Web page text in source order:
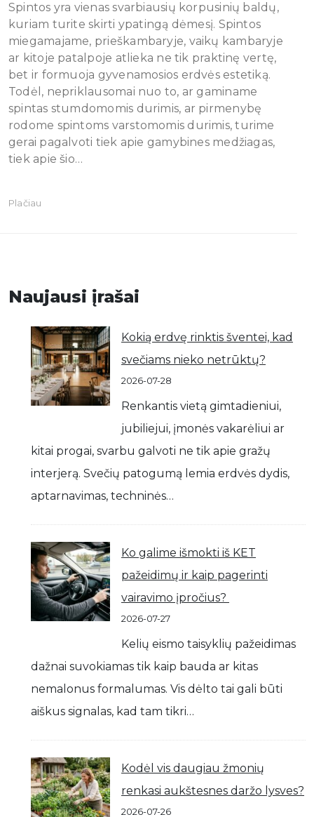
Spintos yra vienas svarbiausių korpusinių baldų,
kuriam turite skirti ypatingą dėmesį. Spintos
miegamajame, prieškambaryje, vaikų kambaryje
ar kitoje patalpoje atlieka ne tik praktinę vertę,
bet ir formuoja gyvenamosios erdvės estetiką.
Todėl, nepriklausomai nuo to, ar gaminame
spintas stumdomomis durimis, ar pirmenybę
rodome spintoms varstomomis durimis, turime
gerai pagalvoti tiek apie gamybines medžiagas,
tiek apie šio…
Plačiau
Naujausi įrašai
Kokią erdvę rinktis šventei, kad
svečiams nieko netrūktų?
2026-07-28
Renkantis vietą gimtadieniui,
jubiliejui, įmonės vakarėliui ar
kitai progai, svarbu galvoti ne tik apie gražų
interjerą. Svečių patogumą lemia erdvės dydis,
aptarnavimas, techninės…
Ko galime išmokti iš KET
pažeidimų ir kaip pagerinti
vairavimo įpročius?
2026-07-27
Kelių eismo taisyklių pažeidimas
dažnai suvokiamas tik kaip bauda ar kitas
nemalonus formalumas. Vis dėlto tai gali būti
aiškus signalas, kad tam tikri…
Kodėl vis daugiau žmonių
renkasi aukštesnes daržo lysves?
2026-07-26